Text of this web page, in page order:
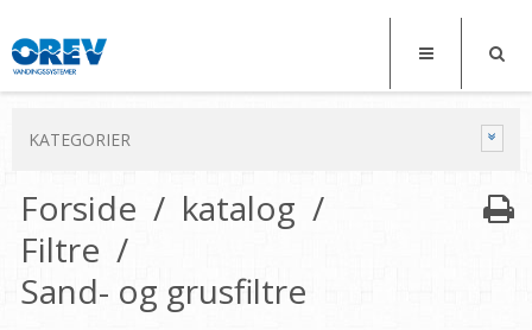
KATEGORIER
Forside / katalog /
Filtre /
Sand- og grusfiltre